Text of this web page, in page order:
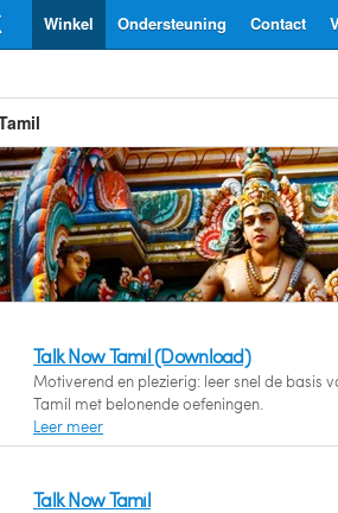
Contact
Ondersteuning
Winkel
Talk Now Tamil (Download)
Motiverend en plezierig: leer snel de basis
Tamil met belonende oefeningen.
Leer meer
Talk Now Tamil